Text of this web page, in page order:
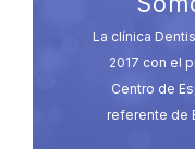
La clínica
2017 con el
Centro de
referente de